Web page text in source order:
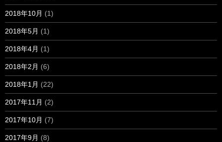
2018年10月 (1)
2018年5月 (1)
2018年4月 (1)
2018年2月 (6)
2018年1月 (22)
2017年11月 (2)
2017年10月 (7)
2017年9月 (8)